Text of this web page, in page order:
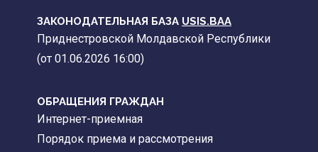
ЗАКОНОДАТЕЛЬНАЯ БАЗА USIS.BAA
Приднестровской Молдавской Республики
(от 01.06.2026 16:00)
ОБРАЩЕНИЯ ГРАЖДАН
Интернет-приемная
Порядок приема и рассмотрения